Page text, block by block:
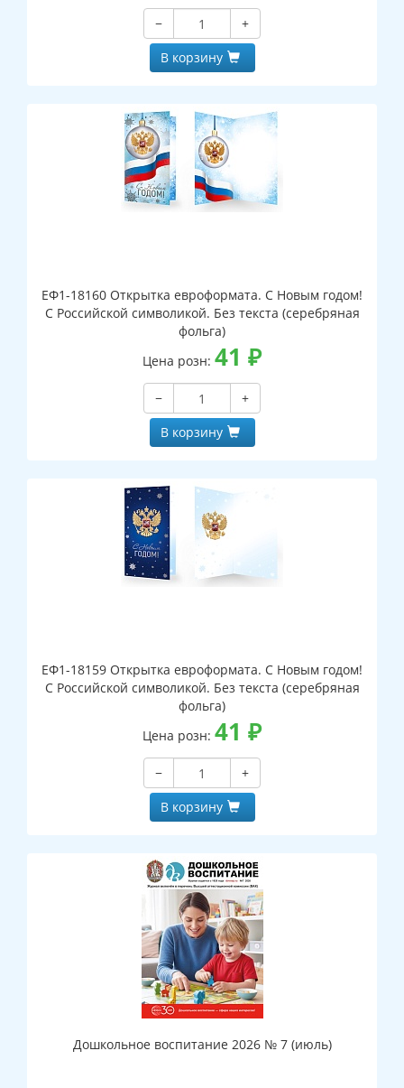
−
+
В корзину
ЕФ1-18160 Открытка евроформата. С Новым годом!
С Российской символикой. Без текста (серебряная
фольга)
Цена розн: 41 ₽
−
+
В корзину
ЕФ1-18159 Открытка евроформата. С Новым годом!
С Российской символикой. Без текста (серебряная
фольга)
Цена розн: 41 ₽
−
+
В корзину
Дошкольное воспитание 2026 № 7 (июль)